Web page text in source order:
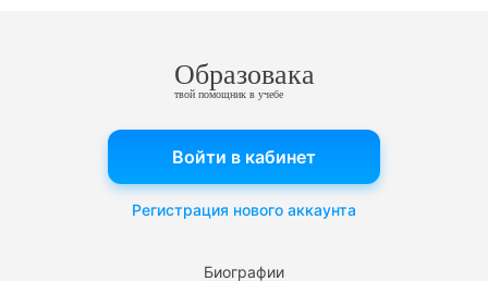
Образовака
твой помощник в учебе
Биографии
Войти в кабинет
Регистрация нового аккаунта